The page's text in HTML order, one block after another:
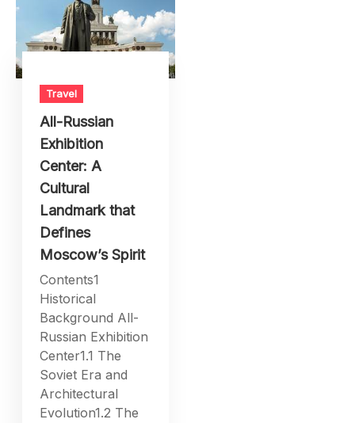
Travel
All-Russian
Exhibition
Center: A
Cultural
Landmark that
Defines
Moscow’s Spirit
Contents1
Historical
Background All-
Russian Exhibition
Center1.1 The
Soviet Era and
Architectural
Evolution1.2 The